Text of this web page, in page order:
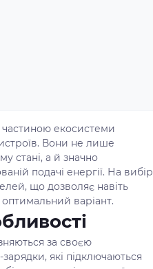
екосистеми
Вони не лише
стані, а й значно
подачі енергії. На вибір
що дозволяє навіть
варіант.
за своєю
які підключаються